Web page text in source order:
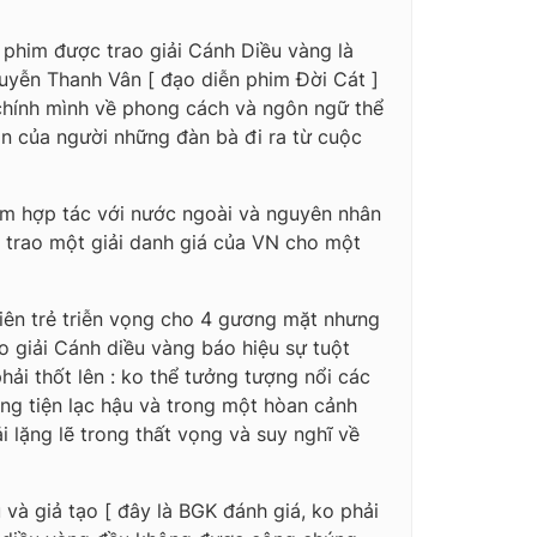
được trao giải Cánh Diều vàng là
Thanh Vân [ đạo diễn phim Đời Cát ]
mình về phong cách và ngôn ngữ thể
của người những đàn bà đi ra từ cuộc
hợp tác với nước ngoài và nguyên nhân
trao một giải danh giá của VN cho một
trẻ triễn vọng cho 4 gương mặt nhưng
giải Cánh diều vàng báo hiệu sự tuột
thốt lên : ko thể tưởng tượng nổi các
tiện lạc hậu và trong một hòan cảnh
lặng lẽ trong thất vọng và suy nghĩ về
giả tạo [ đây là BGK đánh giá, ko phải